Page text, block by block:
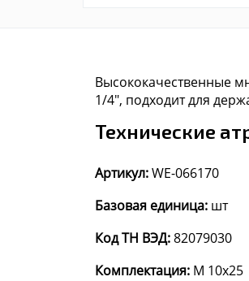
Высококачественные
1/4", подходит для
Технические
Артикул:WE-066170
Базовая единица: шт
Код ТН ВЭД:82079030
Комплектация: M 10x25